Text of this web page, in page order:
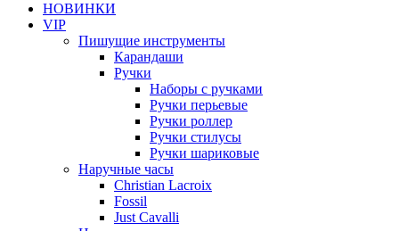
НОВИНКИ
VIP
Пишущие инструменты
Карандаши
Ручки
Наборы с ручками
Ручки перьевые
Ручки роллер
Ручки стилусы
Ручки шариковые
Наручные часы
Christian Lacroix
Fossil
Just Cavalli